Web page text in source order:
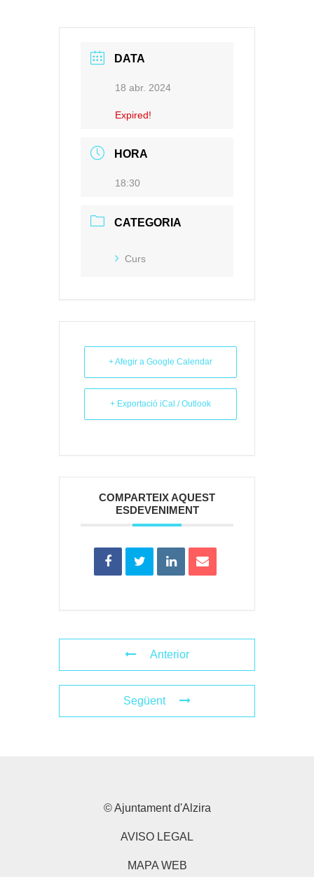
DATA
18 abr. 2024
Expired!
HORA
18:30
CATEGORIA
Curs
+ Afegir a Google Calendar
+ Exportació iCal / Outlook
COMPARTEIX AQUEST
ESDEVENIMENT
Anterior
Següent
© Ajuntament d'Alzira
AVISO LEGAL
MAPA WEB